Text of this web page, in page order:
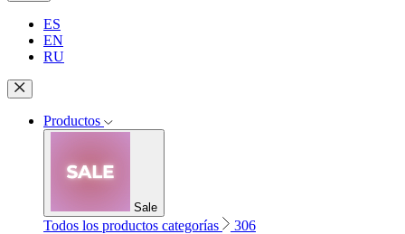
ES
EN
RU
Productos
Sale
Todos los productos categorías 306